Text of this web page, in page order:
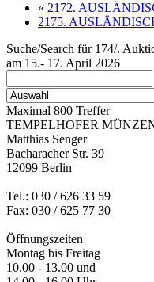
« 2172.
2175.
Suche/Search für 174/.
am 15.- 17. April 2026
Maximal 800 Treffer
TEMPELHOFER
Matthias Senger
Bacharacher Str. 39
12099 Berlin
Tel.: 030 / 626 33 59
Fax: 030 / 625 77 30
Öffnungszeiten
Montag bis Freitag
10.00 - 13.00 und